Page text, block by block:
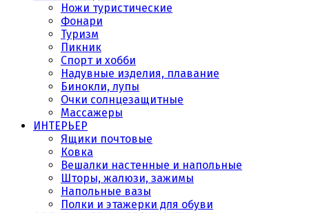
Ножи туристические
Фонари
Туризм
Пикник
Спорт и хобби
Надувные изделия, плавание
Бинокли, лупы
Очки солнцезащитные
Массажеры
ИНТЕРЬЕР
Ящики почтовые
Ковка
Вешалки настенные и напольные
Шторы, жалюзи, зажимы
Напольные вазы
Полки и этажерки для обуви